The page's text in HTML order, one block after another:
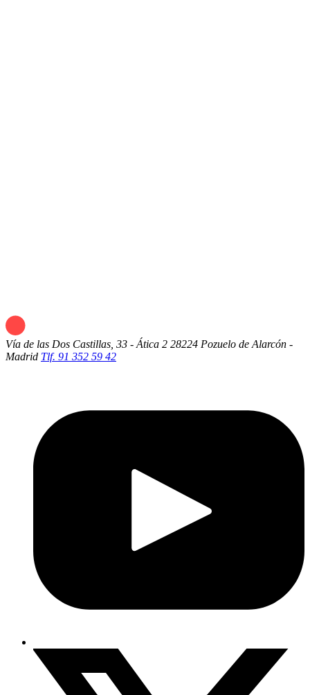
Vía de las Dos Castillas, 33 - Ática 2 28224 Pozuelo de Alarcón -
Madrid Tlf. 91 352 59 42